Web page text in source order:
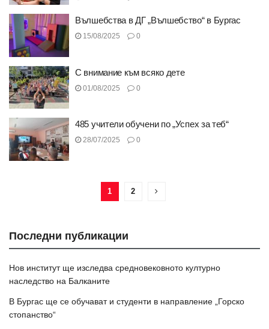
Вълшебства в ДГ „Вълшебство“ в Бургас
15/08/2025 0
С внимание към всяко дете
01/08/2025 0
485 учители обучени по „Успех за теб“
28/07/2025 0
1 2
Последни публикации
Нов институт ще изследва средновековното културно
наследство на Балканите
В Бургас ще се обучават и студенти в направление „Горско
стопанство“